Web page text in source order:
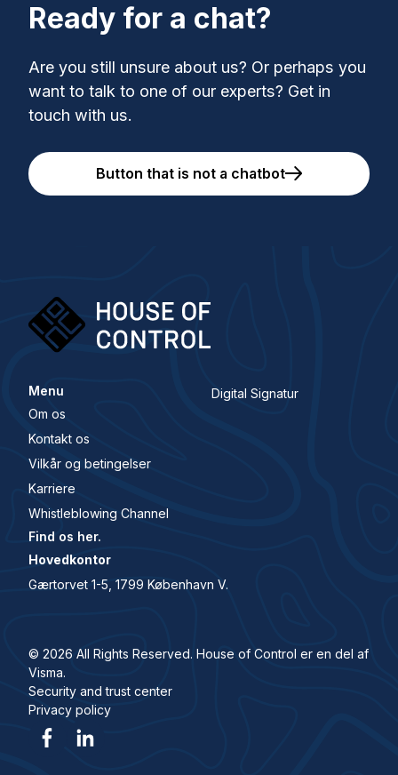
Ready for a chat?
Are you still unsure about us? Or perhaps you
want to talk to one of our experts? Get in
touch with us.
Button that is not a chatbot
Menu
Om os
Kontakt os
Vilkår og betingelser
Karriere
Whistleblowing Channel
Digital Signatur
Find os her.
Hovedkontor
Gærtorvet 1-5, 1799 København V.
© 2026 All Rights Reserved. House of Control er en del af
Visma.
Security and trust center
Privacy policy